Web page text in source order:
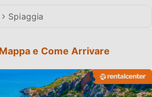
Spiaggia
e Come Arrivare